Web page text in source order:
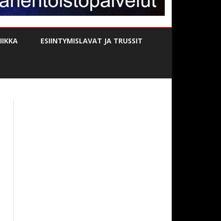
ESIINTYMISLAVAT JA TRUSSIT